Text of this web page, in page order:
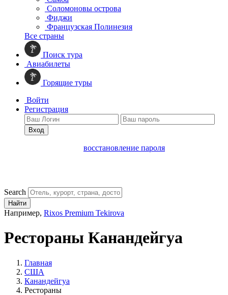
Соломоновы острова
Фиджи
Французская Полинезия
Все страны
Поиск тура
Авиабилеты
Горящие туры
Войти
Регистрация
Вход
восстановление пароля
Search
Найти
Например, Rixos Premium Tekirova
Рестораны Канандейгуа
Главная
США
Канандейгуа
Рестораны